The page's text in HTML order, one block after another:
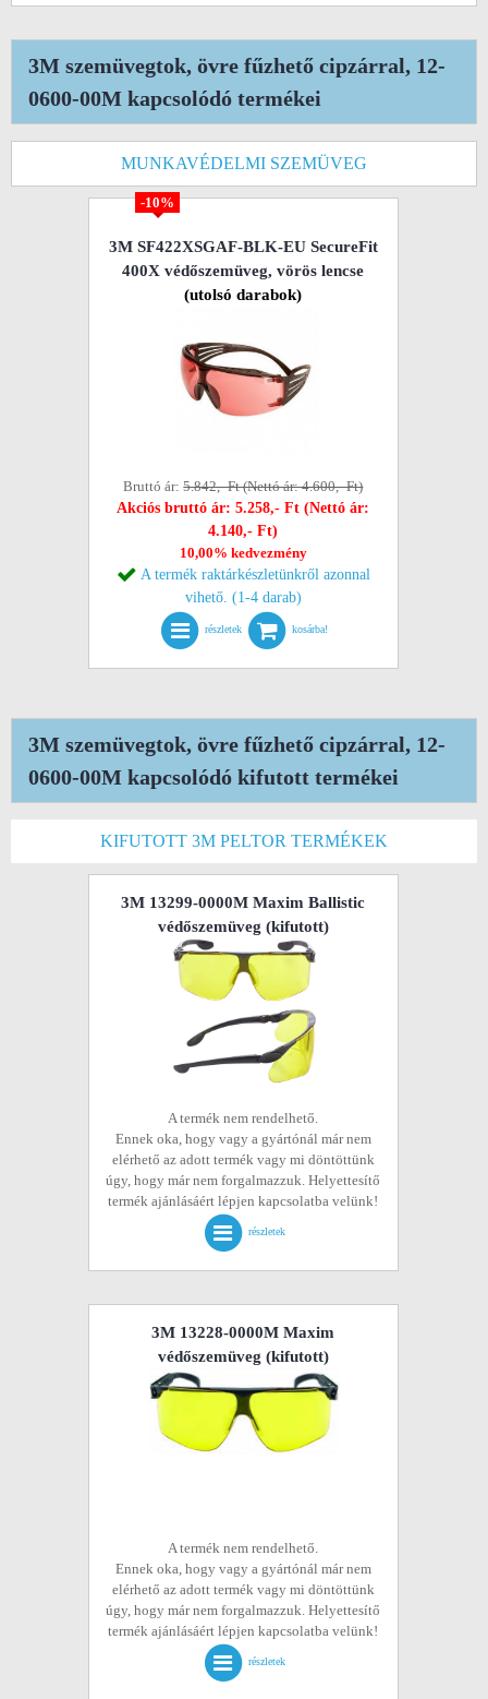
3M szemüvegtok, övre fűzhető cipzárral, 12-
0600-00M kapcsolódó termékei
MUNKAVÉDELMI SZEMÜVEG
-10%
3M SF422XSGAF-BLK-EU SecureFit
400X védőszemüveg, vörös lencse
(utolsó darabok)
Bruttó ár:5.842,- Ft (Nettó ár: 4.600,- Ft)
Akciós bruttó ár: 5.258,- Ft (Nettó ár:
4.140,- Ft)
10,00% kedvezmény
A termék raktárkészletünkről azonnal
vihető. (1-4 darab)
részletek kosárba!
3M szemüvegtok, övre fűzhető cipzárral, 12-
0600-00M kapcsolódó kifutott termékei
KIFUTOTT 3M PELTOR TERMÉKEK
3M 13299-0000M Maxim Ballistic
védőszemüveg (kifutott)
A termék nem rendelhető.
Ennek oka, hogy vagy a gyártónál már nem
elérhető az adott termék vagy mi döntöttünk
úgy, hogy már nem forgalmazzuk. Helyettesítő
termék ajánlásáért lépjen kapcsolatba velünk!
részletek
3M 13228-0000M Maxim
védőszemüveg (kifutott)
A termék nem rendelhető.
Ennek oka, hogy vagy a gyártónál már nem
elérhető az adott termék vagy mi döntöttünk
úgy, hogy már nem forgalmazzuk. Helyettesítő
termék ajánlásáért lépjen kapcsolatba velünk!
részletek